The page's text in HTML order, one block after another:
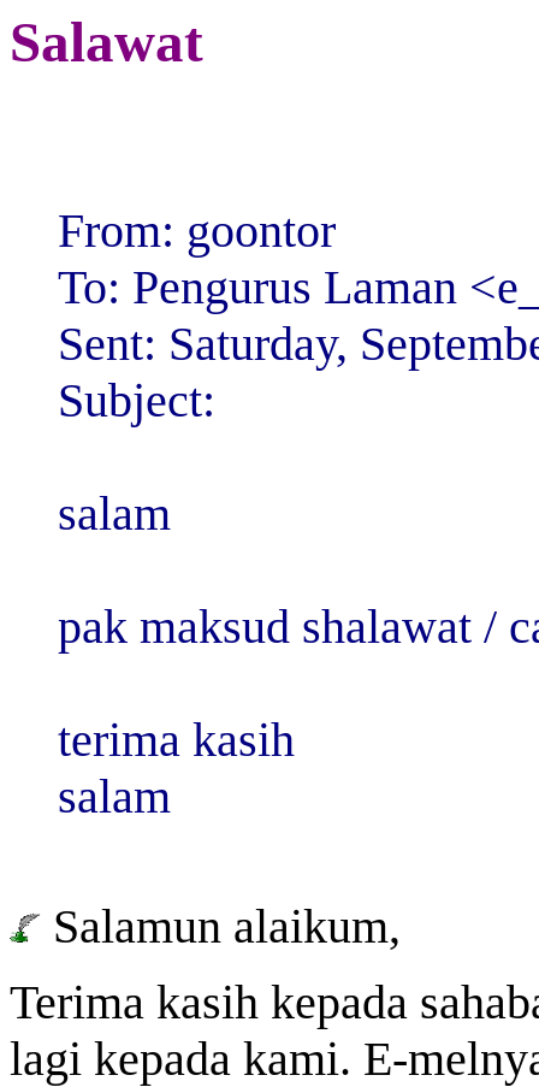
Salawat
From: goontor
To: Pengurus Laman
Sent: Saturday,
Subject:
salam
pak maksud shalawat /
terima kasih
salam
Salamun alaikum,
Terima kasih kepada
lagi kepada kami. E-